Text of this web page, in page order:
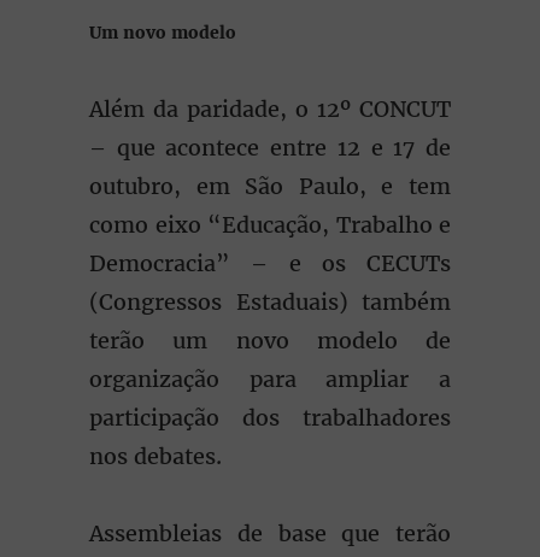
Um novo modelo
Além da paridade, o 12º CONCUT
– que acontece entre 12 e 17 de
outubro, em São Paulo, e tem
como eixo “Educação, Trabalho e
Democracia” – e os CECUTs
(Congressos Estaduais) também
terão um novo modelo de
organização para ampliar a
participação dos trabalhadores
nos debates.
Assembleias de base que terão